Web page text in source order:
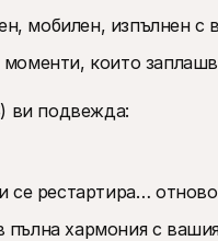
мобилен, изпълнен с
които
ви подвежда:
се рестартира…
хармония с